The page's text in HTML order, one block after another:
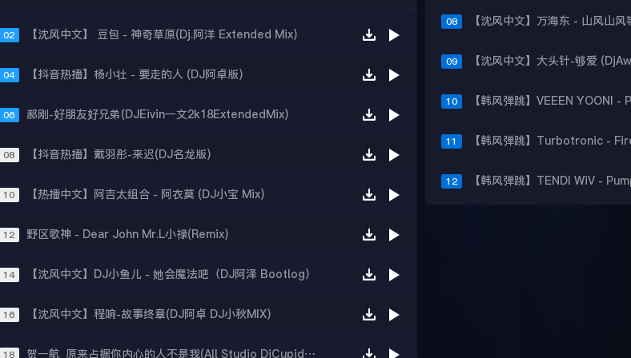
02 【沈风中文】 豆包 - 神奇草原(Dj.阿洋 Extended Mix)
04 【抖音热播】杨小壮 - 要走的人 (DJ阿卓版)
06 郝刚-好朋友好兄弟(DJEivin一文2k18ExtendedMix)
08 【抖音热播】戴羽彤-来迟(DJ名龙版)
10 【热播中文】阿吉太组合 - 阿衣莫 (DJ小宝 Mix)
12 野区歌神 - Dear John Mr.L小禄(Remix)
14 【沈风中文】DJ小鱼儿 - 她会魔法吧（DJ阿泽 Bootlog）
16 【沈风中文】程响-故事终章(DJ阿卓 DJ小秋MIX)
18 贺一航_原来占据你内心的人不是我(All Studio DjCupid.小秋 Bootleg)
08
09
10
11
12